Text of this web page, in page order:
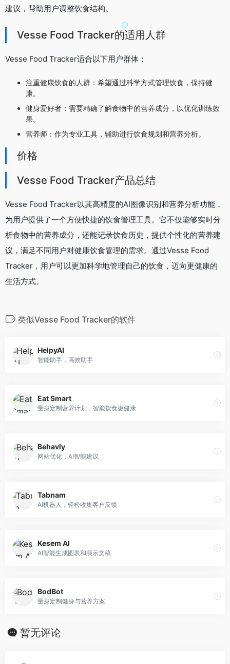
建议，帮助用户调整饮食结构。
Vesse Food Tracker的适用人群
Vesse Food Tracker适合以下用户群体：
注重健康饮食的人群：希望通过科学方式管理饮食，保持健
康。
健身爱好者：需要精确了解食物中的营养成分，以优化训练效
果。
营养师：作为专业工具，辅助进行饮食规划和营养分析。
价格
Vesse Food Tracker产品总结
Vesse Food Tracker以其高精度的AI图像识别和营养分析功能，
为用户提供了一个方便快捷的饮食管理工具。它不仅能够实时分
析食物中的营养成分，还能记录饮食历史，提供个性化的营养建
议，满足不同用户对健康饮食管理的需求。通过Vesse Food
Tracker，用户可以更加科学地管理自己的饮食，迈向更健康的
生活方式。
类似Vesse Food Tracker的软件
HelpyAI
智能助手，高效助手
Eat Smart
量身定制营养计划，智能饮食更健康
Behavly
网站优化，AI智能建议
Tabnam
AI机器人，轻松收集客户反馈
Kesem AI
AI智能生成图表和演示文稿
BodBot
量身定制健身与营养方案
暂无评论